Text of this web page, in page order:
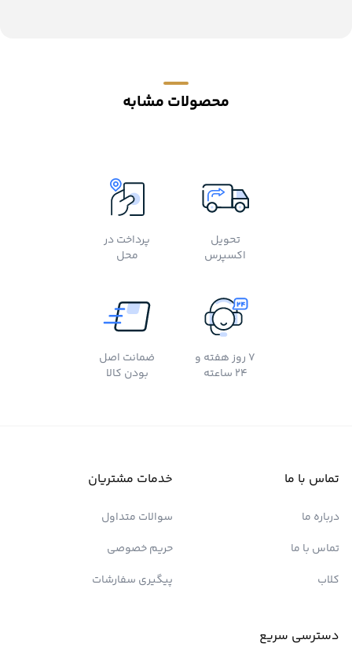
محصولات مشابه
تحویل
اکسپرس
پرداخت در
محل
7 روز هفته و
24 ساعته
ضمانت اصل
بودن کالا
تماس با ما
درباره ما
تماس با ما
کلاب
خدمات مشتریان
سوالات متداول
حریم خصوصی
پیگیری سفارشات
دسترسی سریع